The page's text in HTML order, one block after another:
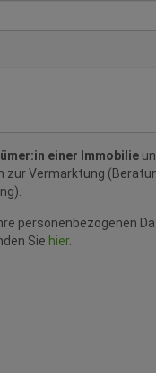
einer Immobilie
zur Vermarktung
personenbezogenen
Sie hier.